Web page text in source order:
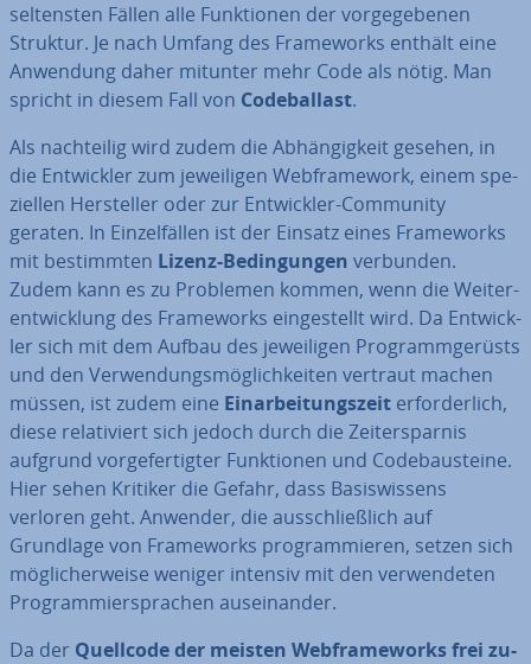
sel­tens­ten Fällen alle Funk­tio­nen der vor­ge­ge­be­nen
Struktur. Je nach Umfang des Frame­works enthält eine
Anwendung daher mitunter mehr Code als nötig. Man
spricht in diesem Fall von Code­bal­last.
Als nach­tei­lig wird zudem die Ab­hän­gig­keit gesehen, in
die Ent­wick­ler zum je­wei­li­gen Web­frame­work, einem spe­
zi­el­len Her­stel­ler oder zur Ent­wick­ler-Community
geraten. In Ein­zel­fäl­len ist der Einsatz eines Frame­works
mit be­stimm­ten Lizenz-Be­din­gun­gen verbunden.
Zudem kann es zu Problemen kommen, wenn die Wei­ter­
ent­wick­lung des Frame­works ein­ge­stellt wird. Da Ent­wick­
ler sich mit dem Aufbau des je­wei­li­gen Pro­gramm­ge­rüsts
und den Ver­wen­dungs­mög­lich­kei­ten vertraut machen
müssen, ist zudem eine Ein­ar­bei­tungs­zeit er­for­der­lich,
diese re­la­ti­viert sich jedoch durch die Zeit­er­spar­nis
aufgrund vor­ge­fer­tig­ter Funk­tio­nen und Code­bau­stei­ne.
Hier sehen Kritiker die Gefahr, dass Ba­sis­wis­sens
verloren geht. Anwender, die aus­schließ­lich auf
Grundlage von Frame­works pro­gram­mie­ren, setzen sich
mög­li­cher­wei­se weniger intensiv mit den ver­wen­de­ten
Pro­gram­mier­spra­chen aus­ein­an­der.
Da der Quellcode der meisten Web­frame­works frei zu­